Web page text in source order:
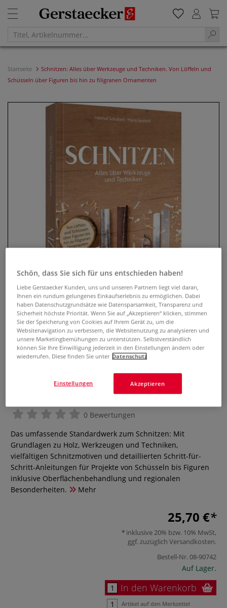
Startseite
Schnitzen: Alles über Werkzeuge und Techniken. Von Löffeln und
Schüsseln über Figuren bis hin zu filigranen Ornamenten
Schnitzen: Alles über Werkzeuge
Schüsseln über Figuren bis hin zu
filigranen Ornamenten
0 Bewertungen
Das umfassende Standardwerk zum Schnitzen: Mit
Grundlagen zu Holz, Werkzeugen und Techniken,
vielfältigen Schnitzmotiven und detaillierten Schritt-für-
Schritt-Anleitungen für Projekte von Schüsseln bis Figuren
inklusive Oberflächenbehandlung und regionalen
Besonderheiten.
Mehr
25,70 €
inklusive 20% bzw. 10% MwSt,
ggf. zuzüglich Versandkosten.
Bestell-Nr.08-90742
Auf Lager.
In den Warenkorb
Artikel auf den Merkzettel
Schön, dass Sie sich für uns entschieden haben!
Liebe Gerstaecker Kunden, uns und unseren Partnern liegt viel daran,
Ihnen ein rundum gelungenes Einkaufserlebnis zu ermöglichen. Dabei
haben Datenschutzgrundsätze wie Datensparsamkeit, Transparenz und
Sicherheit höchste Priorität. Wenn Sie auf „Akzeptieren“ klicken, stimmen
Sie der Speicherung von Cookies auf Ihrem Gerät zu, um die
Websitenavigation zu verbessern, die Websitenutzung zu analysieren und
unsere Marketingbemühungen zu unterstützen. Selbstverständlich
können Sie Ihre Einwilligung jederzeit in den Einstellungen ändern oder
wiederrufen. Diese finden Sie unter Datenschutz
Akzeptieren
Einstellungen